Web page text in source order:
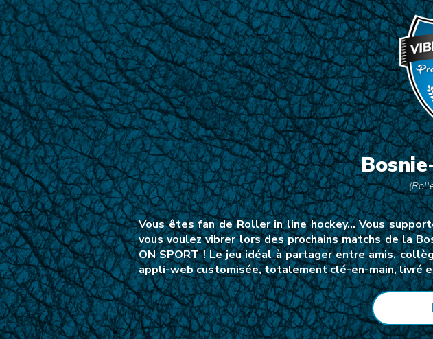
Vous êtes fan de Roller in line hockey… Vous
vous voulez vibrer lors des prochains matchs de la
ON SPORT ! Le jeu idéal à partager entre amis,
appli-web customisée, totalement clé-en-main, livré